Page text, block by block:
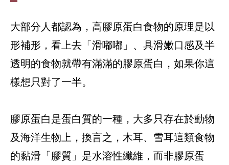
大部分人都認為，高膠原蛋白食物的原理是以
形補形，看上去「滑嘟嘟」、具滑嫩口感及半
透明的食物就帶有滿滿的膠原蛋白，如果你這
樣想只對了一半。
膠原蛋白是蛋白質的一種，大多只存在於動物
及海洋生物上，換言之，木耳、雪耳這類食物
的黏滑「膠質」是水溶性纖維，而非膠原蛋